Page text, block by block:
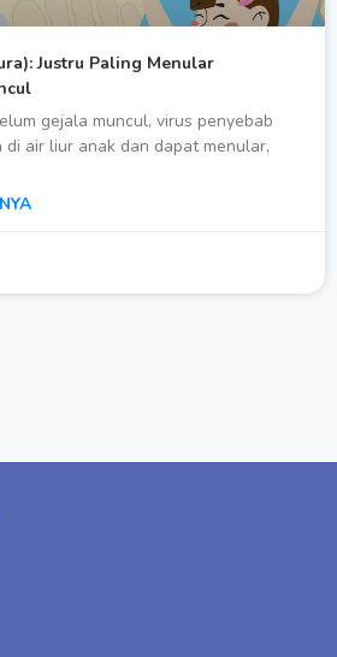
Justru Paling Menular
gejala muncul, virus penyebab
di air liur anak dan dapat menular,